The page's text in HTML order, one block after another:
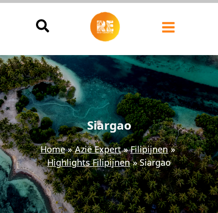
Ga
Siargao
Home Azië Expert
Filipijnen
Highlights Filipijnen
Siargao